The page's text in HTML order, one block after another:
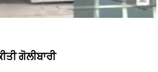
ਗੋਲੀਬਾਰੀ